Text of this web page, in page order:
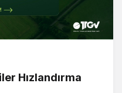
Hızlandırma